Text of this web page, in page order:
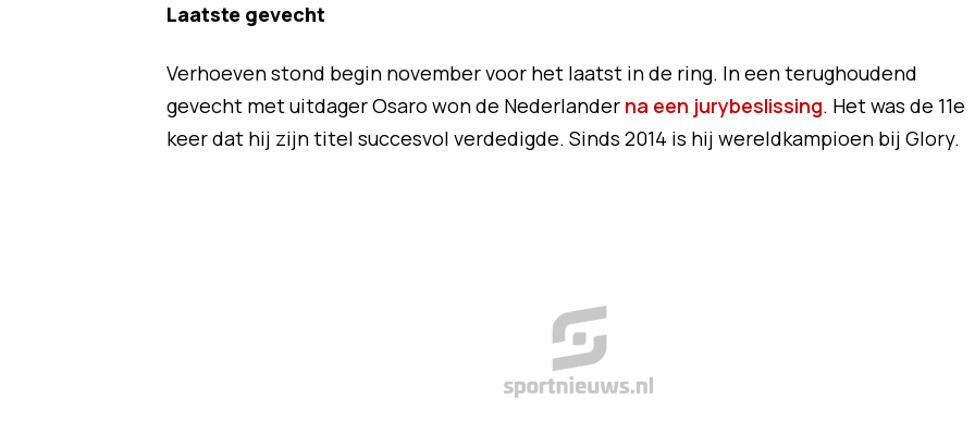
Laatste gevecht
Verhoeven stond begin november voor het laatst in de ring. In een terughoudend
gevecht met uitdager Osaro won de Nederlander na een jurybeslissing. Het was de 11e
keer dat hij zijn titel succesvol verdedigde. Sinds 2014 is hij wereldkampioen bij Glory.